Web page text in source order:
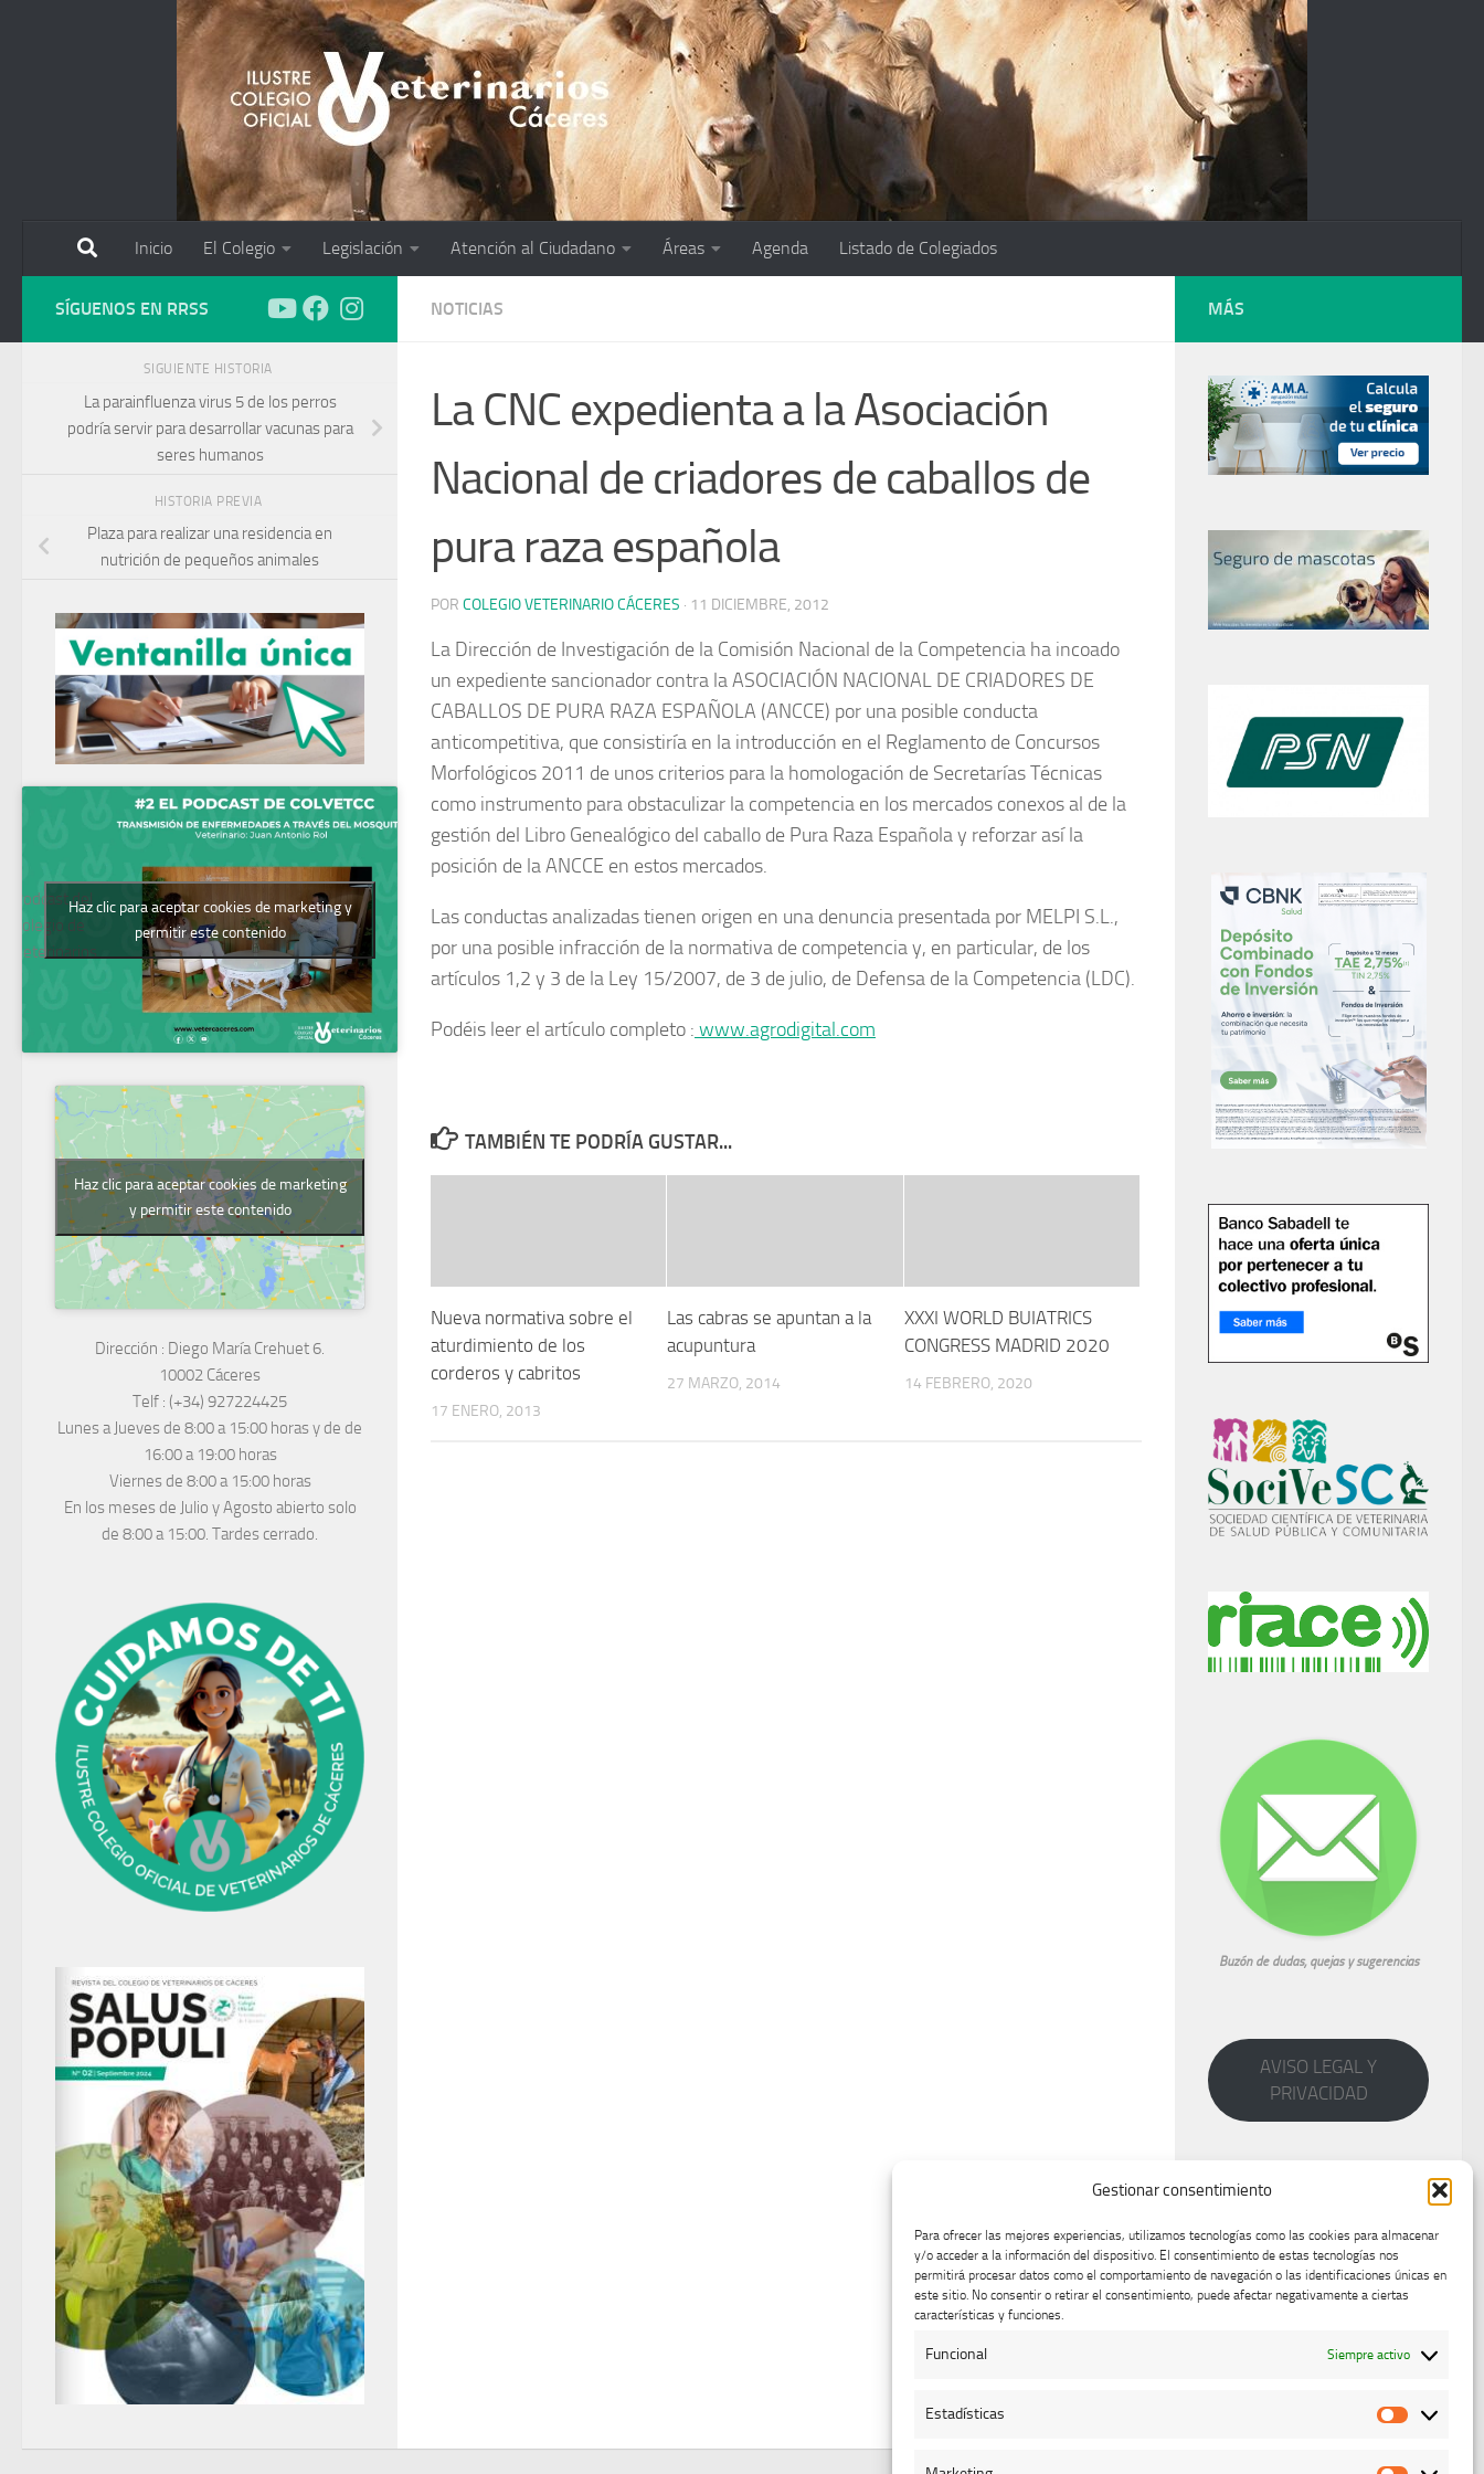
Gestionar consentimiento
Para ofrecer las mejores experiencias, utilizamos tecnologías como las cookies para almacenar
y/o acceder a la información del dispositivo. El consentimiento de estas tecnologías nos
permitirá procesar datos como el comportamiento de navegación o las identificaciones únicas en
este sitio. No consentir o retirar el consentimiento, puede afectar negativamente a ciertas
características y funciones.
Funcional Siempre activo
Estadísticas
Inicio El Colegio Legislación Atención al Ciudadano Áreas Agenda Listado de Colegiados
NOTICIAS
La CNC expedienta a la Asociación
Nacional de criadores de caballos de
pura raza española
POR COLEGIO VETERINARIO CÁCERES · 11 DICIEMBRE, 2012
La Dirección de Investigación de la Comisión Nacional de la Competencia ha incoado
un expediente sancionador contra la ASOCIACIÓN NACIONAL DE CRIADORES DE
CABALLOS DE PURA RAZA ESPAÑOLA (ANCCE) por una posible conducta
anticompetitiva, que consistiría en la introducción en el Reglamento de Concursos
Morfológicos 2011 de unos criterios para la homologación de Secretarías Técnicas
como instrumento para obstaculizar la competencia en los mercados conexos al de la
gestión del Libro Genealógico del caballo de Pura Raza Española y reforzar así la
posición de la ANCCE en estos mercados.
Las conductas analizadas tienen origen en una denuncia presentada por MELPI S.L.,
por una posible infracción de la normativa de competencia y, en particular, de los
artículos 1,2 y 3 de la Ley 15/2007, de 3 de julio, de Defensa de la Competencia (LDC).
Podéis leer el artículo completo : www.agrodigital.com
TAMBIÉN TE PODRÍA GUSTAR...
Nueva normativa sobre el
aturdimiento de los
corderos y cabritos
17 ENERO, 2013
Las cabras se apuntan a la
acupuntura
27 MARZO, 2014
XXXI WORLD BUIATRICS
CONGRESS MADRID 2020
14 FEBRERO, 2020
SÍGUENOS EN RRSS
SIGUIENTE HISTORIA
La parainfluenza virus 5 de los perros
podría servir para desarrollar vacunas para
seres humanos
HISTORIA PREVIA
Plaza para realizar una residencia en
nutrición de pequeños animales
Podcast del
Colegio de
Veterinarios
Haz clic para aceptar cookies de marketing y
permitir este contenido
Haz clic para aceptar cookies de marketing
y permitir este contenido
Dirección : Diego María Crehuet 6.
10002 Cáceres
Telf : (+34) 927224425
Lunes a Jueves de 8:00 a 15:00 horas y de de
16:00 a 19:00 horas
Viernes de 8:00 a 15:00 horas
En los meses de Julio y Agosto abierto solo
de 8:00 a 15:00. Tardes cerrado.
MÁS
Buzón de dudas, quejas y sugerencias
AVISO LEGAL Y
PRIVACIDAD